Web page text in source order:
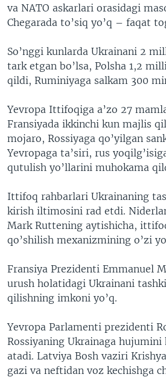
va NATO askarlari orasidagi
Chegarada to’siq yo’q – faqat
So’nggi kunlarda Ukrainani 2
tark etgan bo’lsa, Polsha 1,2
qildi, Ruminiyaga salkam 300
Yevropa Ittifoqiga a’zo 27
Fransiyada ikkinchi kun majlis
mojaro, Rossiyaga qo’yilgan
Yevropaga ta’siri, rus
qutulish yo’llarini muhokama
Ittifoq rahbarlari Ukrainaning
kirish iltimosini rad etdi.
Mark Ruttening aytishicha,
qo’shilish mexanizmining o’zi
Fransiya Prezidenti Emmanuel
urush holatidagi Ukrainani
qilishning imkoni yo’q.
Yevropa Parlamenti prezidenti
Rossiyaning Ukrainaga
atadi. Latviya Bosh vaziri
gazi va neftidan voz kechishga